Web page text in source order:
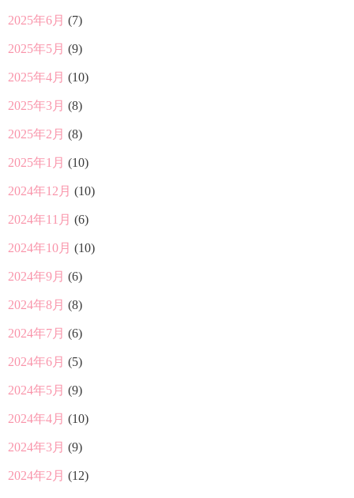
2025年6月 (7)
2025年5月 (9)
2025年4月 (10)
2025年3月 (8)
2025年2月 (8)
2025年1月 (10)
2024年12月 (10)
2024年11月 (6)
2024年10月 (10)
2024年9月 (6)
2024年8月 (8)
2024年7月 (6)
2024年6月 (5)
2024年5月 (9)
2024年4月 (10)
2024年3月 (9)
2024年2月 (12)